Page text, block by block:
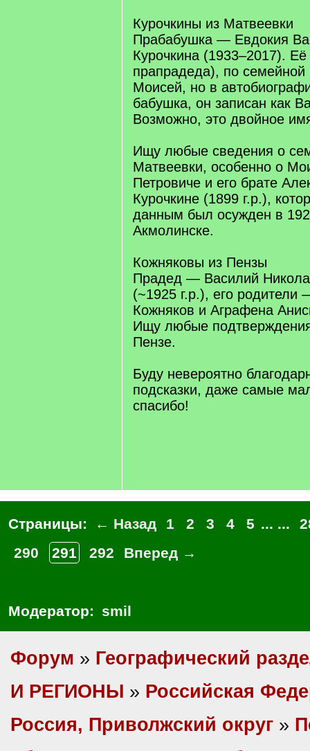
Курочкины из Матвеевки
Прабабушка — Евдокия
Курочкина (1933–2017).
прапрадеда), по семейной
Моисей, но в
бабушка, он записан как
Возможно, это двойное
Ищу любые сведения о
Матвеевки, особенно о
Петровиче и его брате
Курочкине (1899 г.р.),
данным был осужден в
Акмолинске.
Кожняковы из Пензы
Прадед — Василий
(~1925 г.р.), его родители
Кожняков и Аграфена
Ищу любые
Пензе.
Буду невероятно
подсказки, даже самые
спасибо!
Страницы: ← Назад 1 2 3 4 5 ... ...
290
291 292 Вперед →
Модератор: smil
Форум » Географический
И РЕГИОНЫ » Российская
Россия, Приволжский округ »